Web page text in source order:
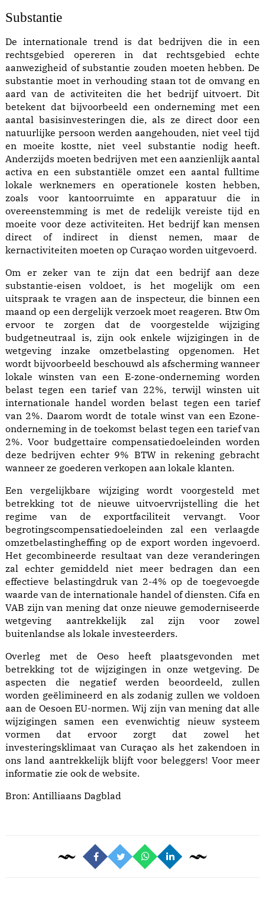
Substantie
De internationale trend is dat bedrijven die in een
rechtsgebied opereren in dat rechtsgebied echte
aanwezigheid of substantie zouden moeten hebben. De
substantie moet in verhouding staan tot de omvang en
aard van de activiteiten die het bedrijf uitvoert. Dit
betekent dat bijvoorbeeld een onderneming met een
aantal basisinvesteringen die, als ze direct door een
natuurlijke persoon werden aangehouden, niet veel tijd
en moeite kostte, niet veel substantie nodig heeft.
Anderzijds moeten bedrijven met een aanzienlijk aantal
activa en een substantiële omzet een aantal fulltime
lokale werknemers en operationele kosten hebben,
zoals voor kantoorruimte en apparatuur die in
overeenstemming is met de redelijk vereiste tijd en
moeite voor deze activiteiten. Het bedrijf kan mensen
direct of indirect in dienst nemen, maar de
kernactiviteiten moeten op Curaçao worden uitgevoerd.
Om er zeker van te zijn dat een bedrijf aan deze
substantie-eisen voldoet, is het mogelijk om een
uitspraak te vragen aan de inspecteur, die binnen een
maand op een dergelijk verzoek moet reageren. Btw Om
ervoor te zorgen dat de voorgestelde wijziging
budgetneutraal is, zijn ook enkele wijzigingen in de
wetgeving inzake omzetbelasting opgenomen. Het
wordt bijvoorbeeld beschouwd als afscherming wanneer
lokale winsten van een E-zone-onderneming worden
belast tegen een tarief van 22%, terwijl winsten uit
internationale handel worden belast tegen een tarief
van 2%. Daarom wordt de totale winst van een Ezone-
onderneming in de toekomst belast tegen een tarief van
2%. Voor budgettaire compensatiedoeleinden worden
deze bedrijven echter 9% BTW in rekening gebracht
wanneer ze goederen verkopen aan lokale klanten.
Een vergelijkbare wijziging wordt voorgesteld met
betrekking tot de nieuwe uitvoervrijstelling die het
regime van de exportfaciliteit vervangt. Voor
begrotingscompensatiedoeleinden zal een verlaagde
omzetbelastingheffing op de export worden ingevoerd.
Het gecombineerde resultaat van deze veranderingen
zal echter gemiddeld niet meer bedragen dan een
effectieve belastingdruk van 2-4% op de toegevoegde
waarde van de internationale handel of diensten. Cifa en
VAB zijn van mening dat onze nieuwe gemoderniseerde
wetgeving aantrekkelijk zal zijn voor zowel
buitenlandse als lokale investeerders.
Overleg met de Oeso heeft plaatsgevonden met
betrekking tot de wijzigingen in onze wetgeving. De
aspecten die negatief werden beoordeeld, zullen
worden geëlimineerd en als zodanig zullen we voldoen
aan de Oesoen EU-normen. Wij zijn van mening dat alle
wijzigingen samen een evenwichtig nieuw systeem
vormen dat ervoor zorgt dat zowel het
investeringsklimaat van Curaçao als het zakendoen in
ons land aantrekkelijk blijft voor beleggers! Voor meer
informatie zie ook de website.
Bron: Antilliaans Dagblad